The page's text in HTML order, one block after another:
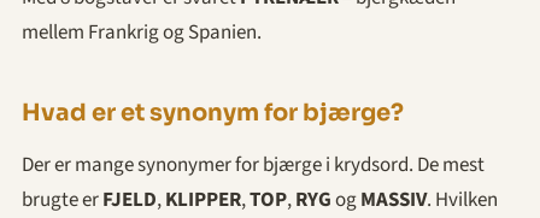
mellem Frankrig og Spanien.
Hvad er et synonym for bjærge?
Der er mange synonymer for bjærge i krydsord. De mest
brugte erFJELD,KLIPPER,TOP,RYGogMASSIV. Hvilken